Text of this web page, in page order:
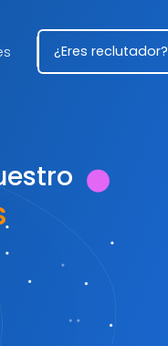
¿Eres reclutador?